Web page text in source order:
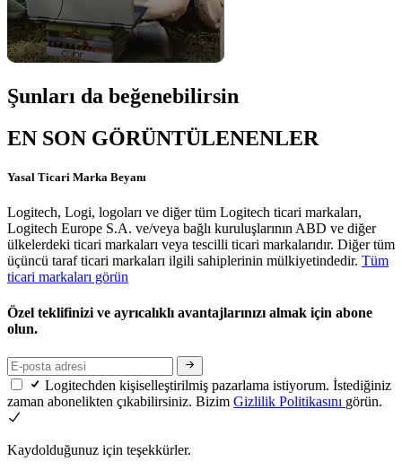
Şunları da beğenebilirsin
EN SON GÖRÜNTÜLENENLER
Yasal Ticari Marka Beyanı
Logitech, Logi, logoları ve diğer tüm Logitech ticari markaları,
Logitech Europe S.A. ve/veya bağlı kuruluşlarının ABD ve diğer
ülkelerdeki ticari markaları veya tescilli ticari markalarıdır. Diğer tüm
üçüncü taraf ticari markaları ilgili sahiplerinin mülkiyetindedir. Tüm
ticari markaları görün
Özel teklifinizi ve ayrıcalıklı avantajlarınızı almak için abone
olun.
Logitechden kişiselleştirilmiş pazarlama istiyorum. İstediğiniz
zaman abonelikten çıkabilirsiniz. Bizim Gizlilik Politikasını görün.
Kaydolduğunuz için teşekkürler.